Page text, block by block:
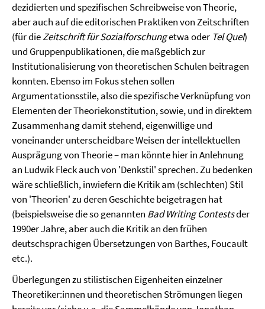
dezidierten und spezifischen Schreibweise von Theorie,
aber auch auf die editorischen Praktiken von Zeitschriften
(für dieZeitschrift für Sozialforschungetwa oder Tel Quel)
und Gruppenpublikationen, die maßgeblich zur
Institutionalisierung von theoretischen Schulen beitragen
konnten. Ebenso im Fokus stehen sollen
Argumentationsstile, also die spezifische Verknüpfung von
Elementen der Theoriekonstitution, sowie, und in direktem
Zusammenhang damit stehend, eigenwillige und
voneinander unterscheidbare Weisen der intellektuellen
Ausprägung von Theorie – man könnte hier in Anlehnung
an Ludwik Fleck auch von 'Denkstil' sprechen. Zu bedenken
wäre schließlich, inwiefern die Kritik am (schlechten) Stil
von 'Theorien' zu deren Geschichte beigetragen hat
(beispielsweise die so genannten Bad Writing Contestsder
1990er Jahre, aber auch die Kritik an den frühen
deutschsprachigen Übersetzungen von Barthes, Foucault
etc.).
Überlegungen zu stilistischen Eigenheiten einzelner
Theoretiker:innen und theoretischen Strömungen liegen